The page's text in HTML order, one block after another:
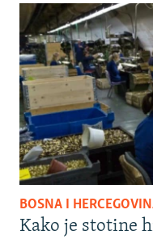
BOSNA I
Kako je stotine